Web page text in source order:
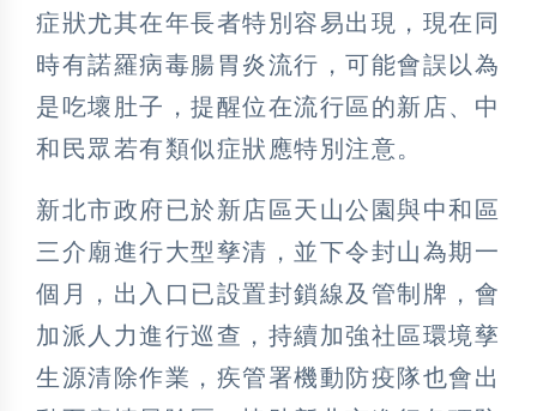
症狀尤其在年長者特別容易出現，現在同
時有諾羅病毒腸胃炎流行，可能會誤以為
是吃壞肚子，提醒位在流行區的新店、中
和民眾若有類似症狀應特別注意。
新北市政府已於新店區天山公園與中和區
三介廟進行大型孳清，並下令封山為期一
個月，出入口已設置封鎖線及管制牌，會
加派人力進行巡查，持續加強社區環境孳
生源清除作業，疾管署機動防疫隊也會出